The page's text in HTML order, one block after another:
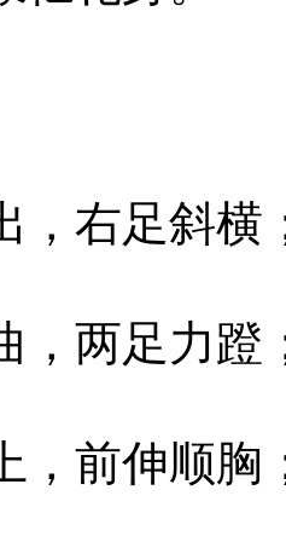
右足斜横
两足力蹬
前伸顺胸